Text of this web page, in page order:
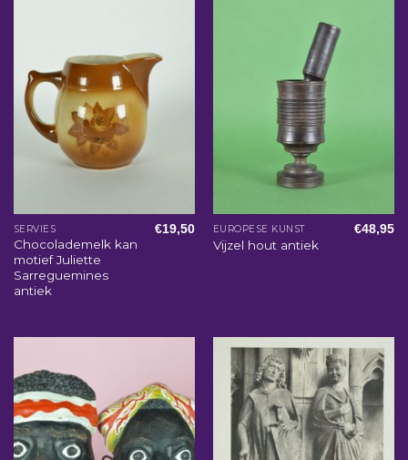
SERVIES
Chocolademelk kan
motief Juliette
Sarreguemines
antiek
€19,50 EUROPESE KUNST
Vijzel hout antiek
€48,95